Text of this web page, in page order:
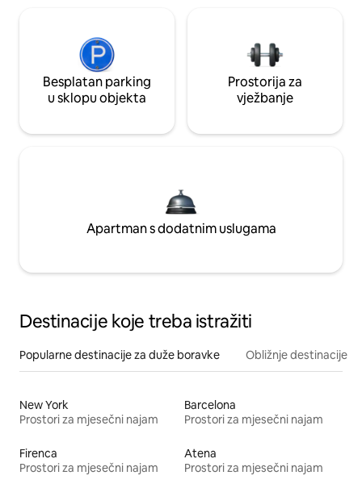
Besplatan parking
u sklopu objekta
Prostorija za
vježbanje
Apartman s dodatnim uslugama
Destinacije koje treba istražiti
Popularne destinacije za duže boravke Obližnje destinacije
New York
Prostori za mjesečni najam
Barcelona
Prostori za mjesečni najam
Firenca
Prostori za mjesečni najam
Atena
Prostori za mjesečni najam